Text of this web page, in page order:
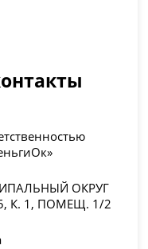
ОКРУГ
К. 1, ПОМЕЩ. 1/2